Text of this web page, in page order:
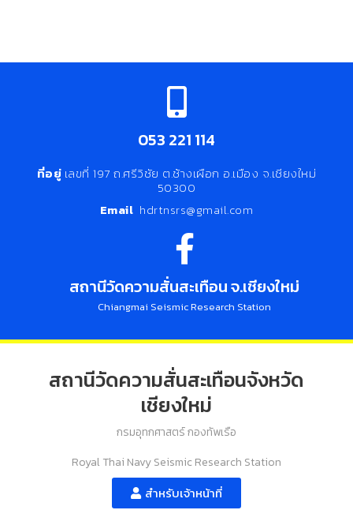
053 221 114
ที่อยู่ เลขที่ 197 ถ.ศรีวิชัย ต.ช้างเผือก อ.เมือง จ.เชียงใหม่
50300
Email hdrtnsrs@gmail.com
สถานีวัดความสั่นสะเทือน จ.เชียงใหม่
Chiangmai Seismic Research Station
สถานีวัดความสั่นสะเทือนจังหวัด
เชียงใหม่
กรมอุทกศาสตร์ กองทัพเรือ
Royal Thai Navy Seismic Research Station
สำหรับเจ้าหน้าที่